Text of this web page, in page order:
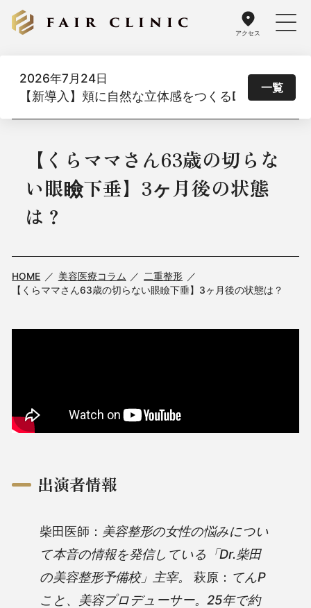
アクセス
2026年7月24日
【新導入】頬に自然な立体感をつくるDoothスレ
一覧
【くらママさん63歳の切らな
い眼瞼下垂】3ヶ月後の状態
は？
HOME 美容医療コラム
二重整形
【くらママさん63歳の切らない眼瞼下垂】3ヶ月後の状態は？
出演者情報
柴田医師： 美容整形の女性の悩みについ
て本音の情報を発信している「Dr.柴田
の美容整形予備校」主宰。
萩原： てんP
こと、美容プロデューサー。25年で約